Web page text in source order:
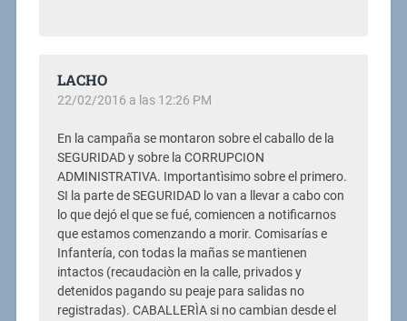
LACHO
22/02/2016 a las 12:26 PM
En la campaña se montaron sobre el caballo de la
SEGURIDAD y sobre la CORRUPCION
ADMINISTRATIVA. Importantìsimo sobre el primero.
SI la parte de SEGURIDAD lo van a llevar a cabo con
lo que dejó el que se fué, comiencen a notificarnos
que estamos comenzando a morir. Comisarías e
Infantería, con todas la mañas se mantienen
intactos (recaudaciòn en la calle, privados y
detenidos pagando su peaje para salidas no
registradas). CABALLERÌA si no cambian desde el